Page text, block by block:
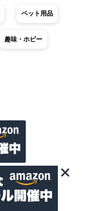
ペット用品
趣味・ホビー